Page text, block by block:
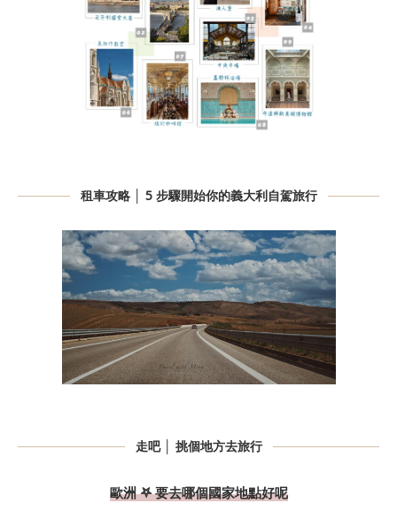
租車攻略 │ 5 步驟開始你的義大利自駕旅行
走吧 │ 挑個地方去旅行
歐洲 𖤐 要去哪個國家地點好呢